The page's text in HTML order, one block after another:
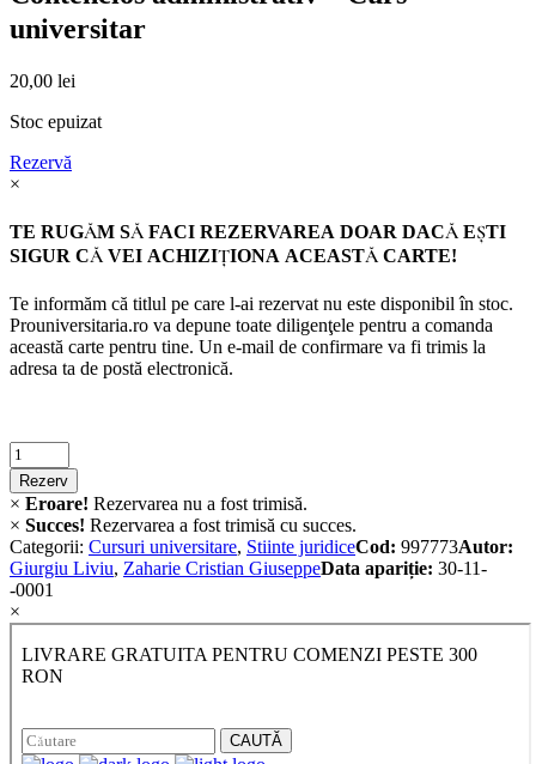
universitar
20,00 lei
Stoc epuizat
Rezervă
×
TE RUGĂM SĂ FACI REZERVAREA DOAR DACĂ EŞTI
SIGUR CĂ VEI ACHIZIŢIONA ACEASTĂ CARTE!
Te informăm că titlul pe care l-ai rezervat nu este disponibil în stoc.
Prouniversitaria.ro va depune toate diligenţele pentru a comanda
această carte pentru tine. Un e-mail de confirmare va fi trimis la
adresa ta de postă electronică.
Criminalistica
quantity
Rezerv
× Eroare! Rezervarea nu a fost trimisă.
× Succes! Rezervarea a fost trimisă cu succes.
Categorii: Cursuri universitare, Stiinte juridiceCod: 997773Autor:
Giurgiu Liviu, Zaharie Cristian GiuseppeData apariție: 30-11-
-0001
×